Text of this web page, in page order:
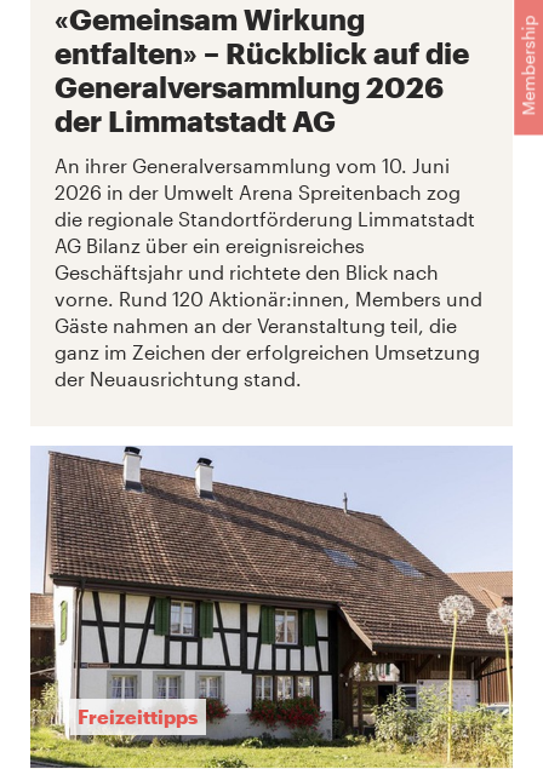
Membership
«Gemeinsam Wirkung
entfalten» – Rückblick auf die
Generalversammlung 2026
der Limmatstadt AG
An ihrer Generalversammlung vom 10. Juni
2026 in der Umwelt Arena Spreitenbach zog
die regionale Standortförderung Limmatstadt
AG Bilanz über ein ereignisreiches
Geschäftsjahr und richtete den Blick nach
vorne. Rund 120 Aktionär:innen, Members und
Gäste nahmen an der Veranstaltung teil, die
ganz im Zeichen der erfolgreichen Umsetzung
der Neuausrichtung stand.
Freizeittipps